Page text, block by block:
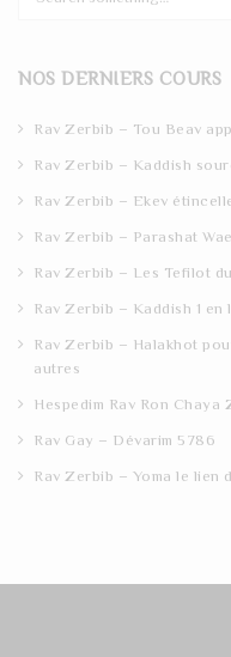
c
NOS DERNIERS COURS
Rav Zerbib – Tou Beav
Rav Zerbib – Kaddish
Rav Zerbib – Ekev
Rav Zerbib – Parashat
Rav Zerbib – Les Tefilot
Rav Zerbib – Kaddish 1 en
Rav Zerbib – Halakhot
autres
Hespedim Rav Ron Chaya
Rav Gay – Dévarim 5786
Rav Zerbib – Yoma le lien